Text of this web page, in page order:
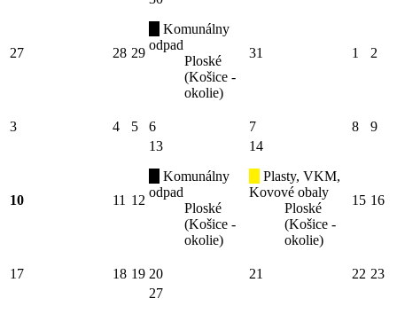
27 28 29
Komunálny
odpad
Ploské
(Košice -
okolie)
31 1 2
3 4 5 6 7 8 9
10 11 12
13
Komunálny
odpad
Ploské
(Košice -
okolie)
14
Plasty, VKM,
Kovové obaly
Ploské
(Košice -
okolie)
15 16
17 18 19 20 21 22 23
27